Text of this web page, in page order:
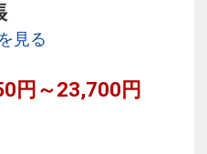
見る
円～23,700円